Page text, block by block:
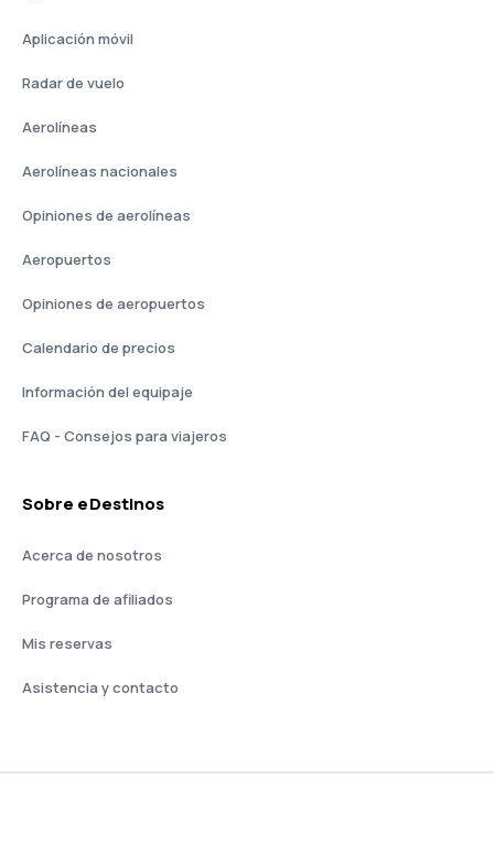
Aplicación móvil
Radar de vuelo
Aerolíneas
Aerolíneas nacionales
Opiniones de aerolíneas
Aeropuertos
Opiniones de aeropuertos
Calendario de precios
Información del equipaje
FAQ - Consejos para viajeros
Sobre eDestinos
Acerca de nosotros
Programa de afiliados
Mis reservas
Asistencia y contacto